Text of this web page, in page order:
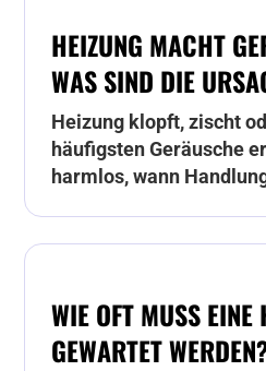
HEIZUNG MACHT
WAS SIND DIE
Heizung klopft, zischt
häufigsten Geräusche
harmlos, wann
WIE OFT MUSS EINE
GEWARTET